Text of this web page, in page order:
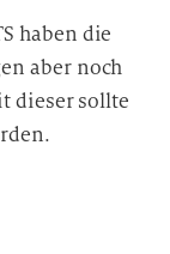
haben die
aber noch
dieser sollte